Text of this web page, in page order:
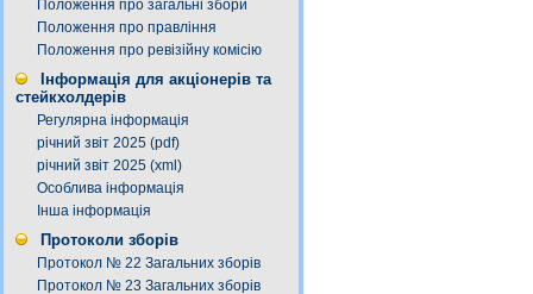
Положення про загальні збори
Положення про правління
Положення про ревізійну комісію
Інформація для акціонерів та
стейкхолдерів
Регулярна інформація
річний звіт 2025 (pdf)
річний звіт 2025 (xml)
Особлива інформація
Інша інформація
Протоколи зборів
Протокол № 22 Загальних зборів
Протокол № 23 Загальних зборів